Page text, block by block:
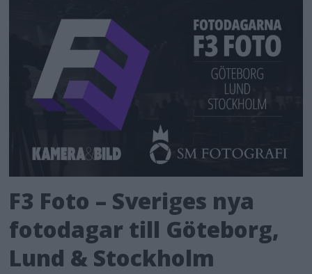
F3 Foto – Sveriges nya
fotodagar till Göteborg,
Lund & Stockholm